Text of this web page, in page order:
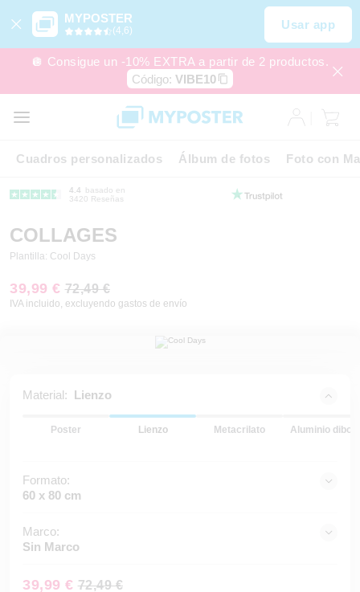
MYPOSTER
(4,6) Usar app
🪩 Consigue un -10% EXTRA a partir de 2 productos.
Código: VIBE10
Cuadros personalizados Álbum de fotos Foto con
4.4
basado en
3420 Reseñas
COLLAGES
Plantilla: Cool Days
39,99 € 72,49 €
IVA incluido, excluyendo gastos de envío
Material: Lienzo
Poster Lienzo Metacrilato Aluminio
Formato:
60 x 80 cm
Marco:
Sin Marco
39,99 € 72,49 €